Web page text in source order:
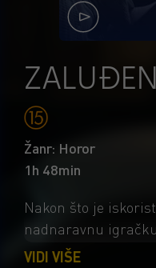
Žanr: Horor
1h 48min
Nakon što je
nadnaravnu
simpatije, beznadni
VIDI VIŠE